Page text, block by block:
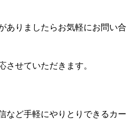
ありましたらお気軽にお問い合
させていただきます。
など手軽にやりとりできるカー